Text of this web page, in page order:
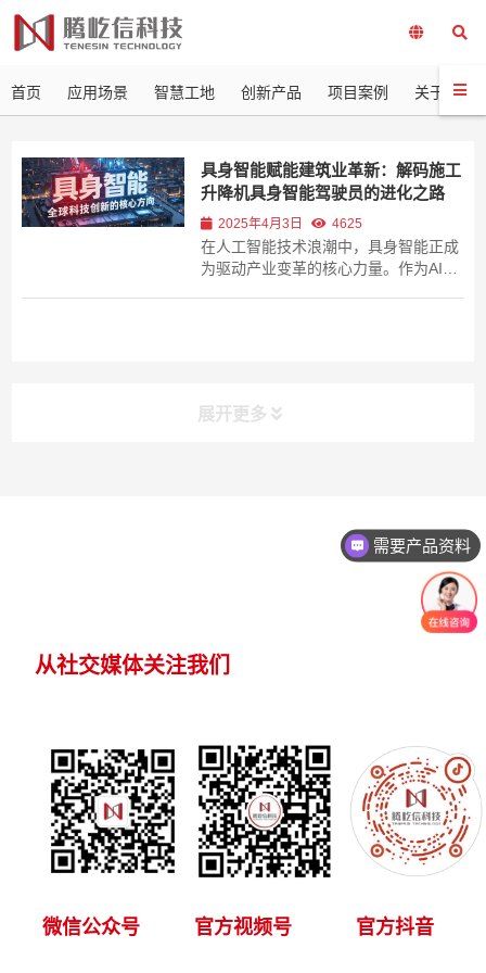
首页 应用场景 智慧工地 创新产品 项目案例 关于我们
具身智能赋能建筑业革新：解码施工
升降机具身智能驾驶员的进化之路
2025年4月3日 4625
在人工智能技术浪潮中，具身智能正成
为驱动产业变革的核心力量。作为AI与
展开更多
从社交媒体关注我们
微信公众号 官方视频号 官方抖音
需要产品资料